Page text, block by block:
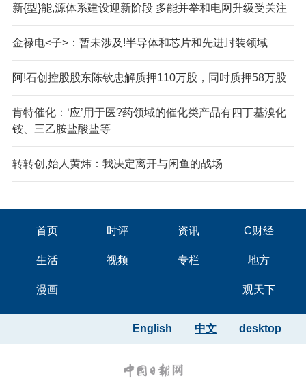
新{型}能,源体系建设迎新阶段 多能并举和电网升级受关注
金禄电<子>：暂未涉及!半导体和芯片和先进封装领域
阿!石创控股股东陈钦忠解质押110万股，同时质押58万股
肯特催化：‘应’用于医?药领域的催化类产品有四丁基溴化
铵、三乙胺盐酸盐等
转转创,始人黄炜：我决定离开与闲鱼的战场
首页 时评 资讯 C财经
生活 视频 专栏 地方
漫画 观天下
desktop
中文
English